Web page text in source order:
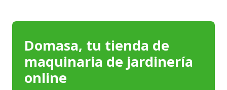
Domasa, tu tienda de
maquinaria de jardinería
online